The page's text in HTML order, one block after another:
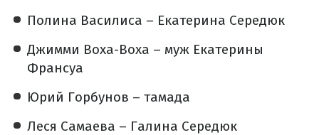
Полина Василиса – Екатерина Середюк
Джимми Воха-Воха – муж Екатерины
Франсуа
Юрий Горбунов – тамада
Леся Самаева – Галина Середюк